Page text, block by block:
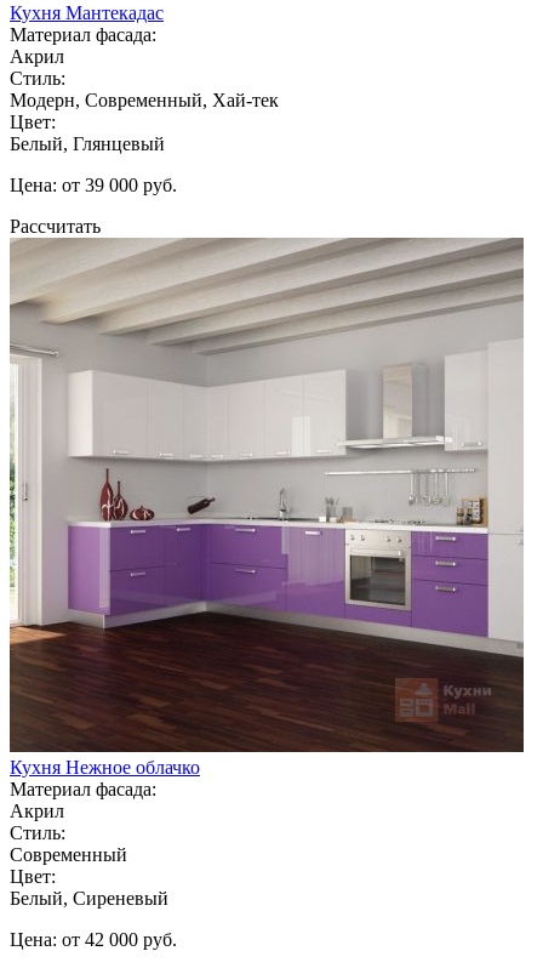
Кухня Мантекадас
Материал фасада:
Акрил
Стиль:
Модерн, Современный, Хай-тек
Цвет:
Белый, Глянцевый
Цена: от 39 000 руб.
Рассчитать
Кухня Нежное облачко
Материал фасада:
Акрил
Стиль:
Современный
Цвет:
Белый, Сиреневый
Цена: от 42 000 руб.